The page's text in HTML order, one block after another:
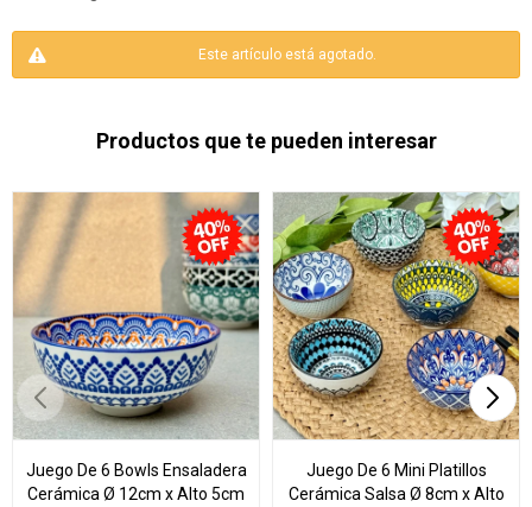
Este artículo está agotado.
Productos que te pueden interesar
Juego De 6 Bowls Ensaladera
Cerámica Ø 12cm x Alto 5cm
Juego De 6 Mini Platillos
Cerámica Salsa Ø 8cm x Alto